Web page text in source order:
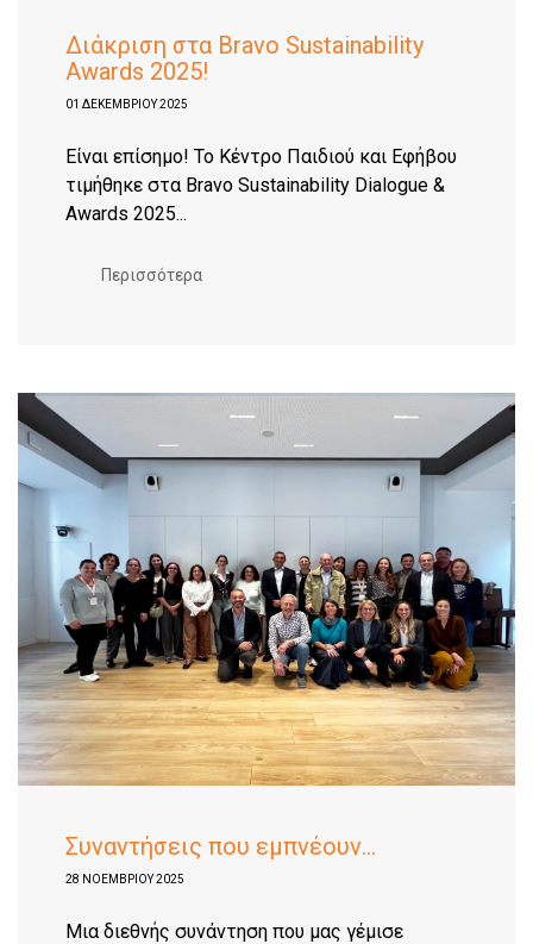
Διάκριση στα Bravo Sustainability
Awards 2025!
01 ΔΕΚΕΜΒΡΊΟΥ 2025
Είναι επίσημο! Το Κέντρο Παιδιού και Εφήβου
τιμήθηκε στα Bravo Sustainability Dialogue &
Awards 2025...
Περισσότερα
Συναντήσεις που εμπνέουν...
28 ΝΟΕΜΒΡΊΟΥ 2025
Μια διεθνής συνάντηση που μας γέμισε